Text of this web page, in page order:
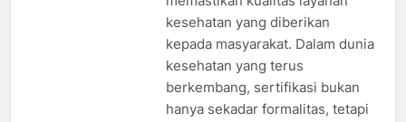
kesehatan yang diberikan
kepada masyarakat. Dalam dunia
kesehatan yang terus
berkembang, sertifikasi bukan
hanya sekadar formalitas, tetapi